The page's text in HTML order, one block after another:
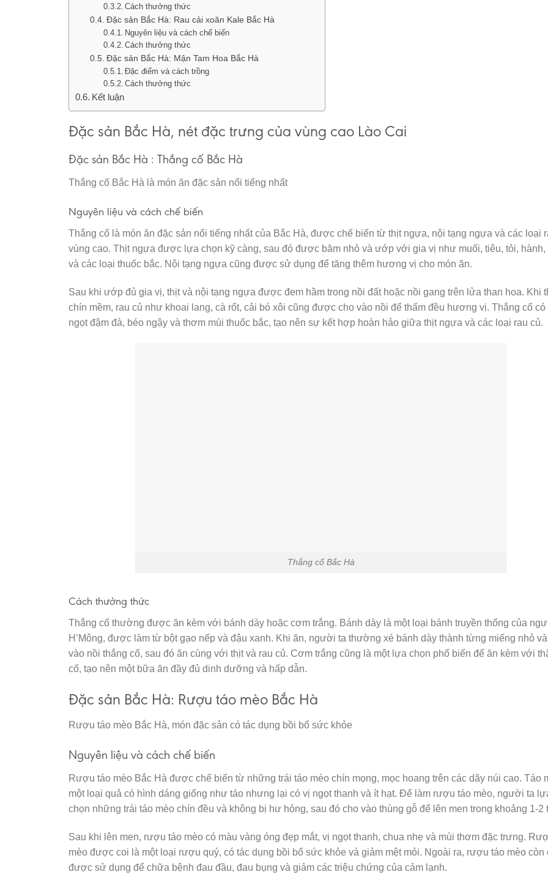
Cách thưởng thức
Đặc sản Bắc Hà: Rau cải xoăn Kale Bắc Hà
Nguyên liệu và cách chế biến
Cách thưởng thức
Đặc sản Bắc Hà: Mận Tam Hoa Bắc Hà
Đặc điểm và cách trồng
Cách thưởng thức
Kết luận
Đặc sản Bắc Hà, nét đặc trưng của vùng cao Lào Cai
Đặc sản Bắc Hà : Thắng cố Bắc Hà
Thắng cố Bắc Hà là món ăn đặc sản nổi tiếng nhất
Nguyên liệu và cách chế biến
Thắng cố là món ăn đặc sản nổi tiếng nhất của Bắc Hà, được chế biến từ thịt ngựa, nội tạng ngựa và các loại
vùng cao. Thịt ngựa được lựa chọn kỹ càng, sau đó được băm nhỏ và ướp với gia vị như muối, tiêu, tỏi,
và các loại thuốc bắc. Nội tạng ngựa cũng được sử dụng để tăng thêm hương vị cho món ăn.
Sau khi ướp đủ gia vị, thịt và nội tạng ngựa được đem hầm trong nồi đất hoặc nồi gang trên lửa than hoa. Khi
chín mềm, rau củ như khoai lang, cà rốt, cải bó xôi cũng được cho vào nồi để thấm đều hương vị. Thắng cố có
ngọt đậm đà, béo ngậy và thơm mùi thuốc bắc, tạo nên sự kết hợp hoàn hảo giữa thịt ngựa và các loại rau củ.
Thắng cố Bắc Hà
Cách thưởng thức
Thắng cố thường được ăn kèm với bánh dày hoặc cơm trắng. Bánh dày là một loại bánh truyền thống của
H’Mông, được làm từ bột gạo nếp và đậu xanh. Khi ăn, người ta thường xé bánh dày thành từng miếng nhỏ
vào nồi thắng cố, sau đó ăn cùng với thịt và rau củ. Cơm trắng cũng là một lựa chọn phổ biến để ăn kèm với
cố, tạo nên một bữa ăn đầy đủ dinh dưỡng và hấp dẫn.
Đặc sản Bắc Hà: Rượu táo mèo Bắc Hà
Rượu táo mèo Bắc Hà, món đặc sản có tác dụng bồi bổ sức khỏe
Nguyên liệu và cách chế biến
Rượu táo mèo Bắc Hà được chế biến từ những trái táo mèo chín mọng, mọc hoang trên các dãy núi cao. Táo
một loại quả có hình dáng giống như táo nhưng lại có vị ngọt thanh và ít hạt. Để làm rượu táo mèo, người ta
chọn những trái táo mèo chín đều và không bị hư hỏng, sau đó cho vào thùng gỗ để lên men trong khoảng 1-2
Sau khi lên men, rượu táo mèo có màu vàng óng đẹp mắt, vị ngọt thanh, chua nhẹ và mùi thơm đặc trưng.
mèo được coi là một loại rượu quý, có tác dụng bồi bổ sức khỏe và giảm mệt mỏi. Ngoài ra, rượu táo mèo còn
được sử dụng để chữa bệnh đau đầu, đau bụng và giảm các triệu chứng của cảm lạnh.